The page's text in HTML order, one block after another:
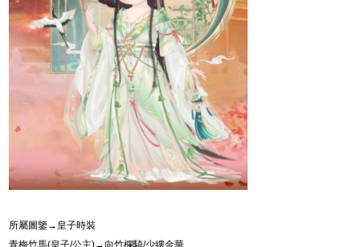
所屬圖鑒→皇子時裝
青梅竹馬(皇子/公主)→向竹欄騎/少縷金華